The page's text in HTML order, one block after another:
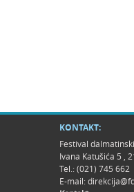
KONTAKT:
Festival
Ivana Katušića 5 ,
Tel.: (021) 745 662
E-mail: